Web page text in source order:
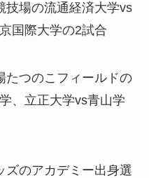
技場の流通経済大学vs
国際大学の2試合
たつのこフィールドの
、立正大学vs青山学
ズのアカデミー出身選